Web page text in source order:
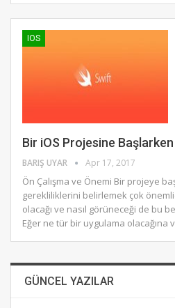
IOS
Bir iOS Projesine Başlarken
BARIŞ UYAR Apr 17, 2017
Ön Çalışma ve Önemi Bir projeye
gerekliliklerini belirlemek çok
olacağı ve nasıl görüneceği de bu
Eğer ne tür bir uygulama olacağına
GÜNCEL YAZILAR